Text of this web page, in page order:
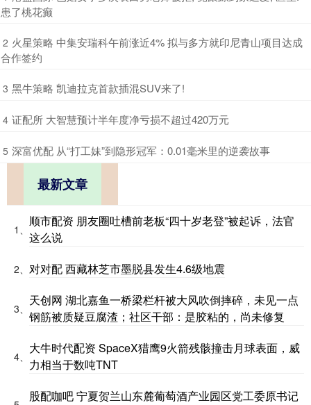
患了桃花癫
2 ​火星策略 中集安瑞科午前涨近4% 拟与多方就印尼青山项目达成
合作签约
3 ​黑牛策略 凯迪拉克首款插混SUV来了!
4 ​证配所 大智慧预计半年度净亏损不超过420万元
5 ​深富优配 从“打工妹”到隐形冠军：0.01毫米里的逆袭故事
最新文章
1、
顺市配资 朋友圈吐槽前老板“四十岁老登”被起诉，法官
这么说
2、 对对配 西藏林芝市墨脱县发生4.6级地震
3、
天创网 湖北嘉鱼一桥梁栏杆被大风吹倒摔碎，未见一点
钢筋被质疑豆腐渣；社区干部：是胶粘的，尚未修复
4、
大牛时代配资 SpaceX猎鹰9火箭残骸撞击月球表面，威
力相当于数吨TNT
股配咖吧 宁夏贺兰山东麓葡萄酒产业园区党工委原书记